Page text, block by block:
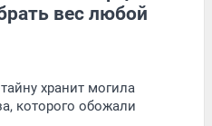
вес любой
хранит могила
которого обожали